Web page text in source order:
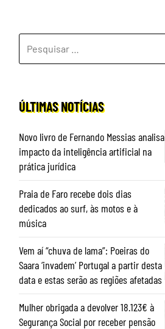
POR:
ÚLTIMAS NOTÍCIAS
Novo livro de Fernando Messias analisa
impacto da inteligência artificial na
prática jurídica
Praia de Faro recebe dois dias
dedicados ao surf, às motos e à
música
Vem aí “chuva de lama”: Poeiras do
Saara ‘invadem’ Portugal a partir desta
data e estas serão as regiões afetadas
Mulher obrigada a devolver 18.123€ à
Segurança Social por receber pensão